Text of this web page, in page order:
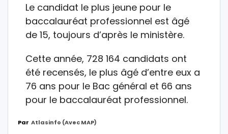
Le candidat le plus jeune pour le
baccalauréat professionnel est âgé
de 15, toujours d’après le ministère.
Cette année, 728 164 candidats ont
été recensés, le plus âgé d’entre eux a
76 ans pour le Bac général et 66 ans
pour le baccalauréat professionnel.
Par Atlasinfo (avec MAP)